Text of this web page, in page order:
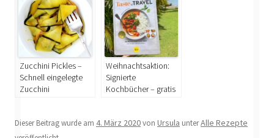
Zucchini Pickles –
Schnell eingelegte
Zucchini
Weihnachtsaktion:
Signierte
Kochbücher – gratis
Dieser Beitrag wurde am 4. März 2020von Ursula unterAlle Rezepte